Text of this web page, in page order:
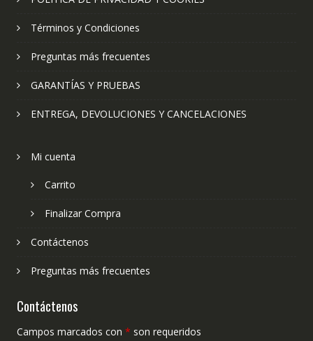
Términos y Condiciones
Preguntas más frecuentes
GARANTÍAS Y PRUEBAS
ENTREGA, DEVOLUCIONES Y CANCELACIONES
Mi cuenta
Carrito
Finalizar Compra
Contáctenos
Preguntas más frecuentes
Contáctenos
Campos marcados con * son requeridos